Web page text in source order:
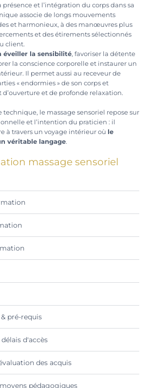
présence et l’intégration du corps dans sa
associe de longs mouvements
et harmonieux, à des manœuvres plus
et des étirements sélectionnés
client.
éveiller la sensibilité, favoriser la détente
la conscience corporelle et instaurer un
Il permet aussi au receveur de
« endormies » de son corps et
d’ouverture et de profonde relaxation.
technique, le massage sensoriel repose sur
et l’intention du praticien : il
à travers un voyage intérieur où le
véritable langage.
massage sensoriel
pré-requis
d'accès
des acquis
pédagogiques